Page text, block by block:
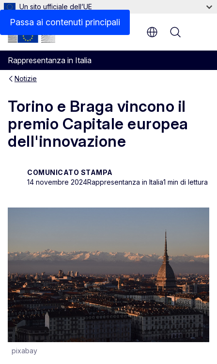
Passa ai contenuti principali
Un sito ufficiale dell’UE
Rappresentanza in Italia
Menu
Notizie
Torino e Braga vincono il
premio Capitale europea
dell'innovazione
COMUNICATO STAMPA
14 novembre 2024Rappresentanza in Italia1 min di lettura
pixabay